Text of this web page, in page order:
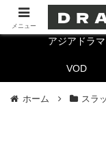
海外ドラマ
アジアドラマ
VOD
ホーム スラ
メニュー